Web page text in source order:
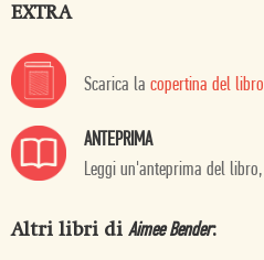
EXTRA
Scarica la copertina del libro
ANTEPRIMA
Leggi un'anteprima del libro,
Altri libri di Aimee Bender: